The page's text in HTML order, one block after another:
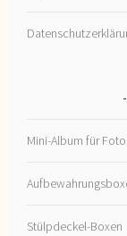
Mini-Album für
Stülpdeckel-Boxen